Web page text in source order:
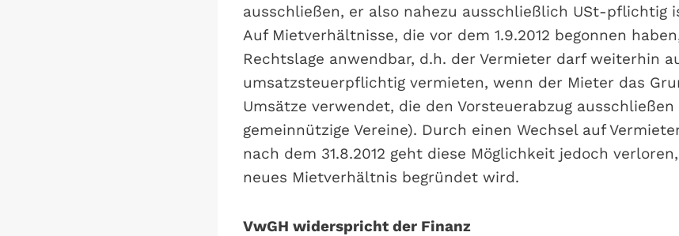
ausschließen, er also nahezu ausschließlich USt-pflichtig
Auf Mietverhältnisse, die vor dem 1.9.2012 begonnen
Rechtslage anwendbar, d.h. der Vermieter darf weiterhin
umsatzsteuerpflichtig vermieten, wenn der Mieter das
Umsätze verwendet, die den Vorsteuerabzug ausschließen
gemeinnützige Vereine). Durch einen Wechsel auf
nach dem 31.8.2012 geht diese Möglichkeit jedoch
neues Mietverhältnis begründet wird.
VwGH widerspricht der Finanz